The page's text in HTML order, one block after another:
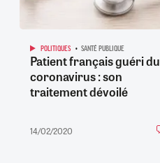
POLITIQUES SANTÉ PUBLIQUE
Patient français guéri du
coronavirus : son
traitement dévoilé
14/02/2020